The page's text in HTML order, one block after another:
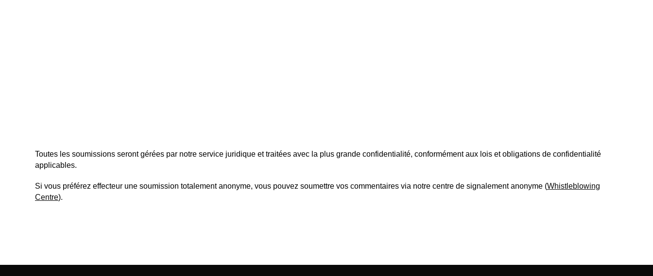
Toutes les soumissions seront gérées par notre service juridique et traitées avec la plus grande confidentialité, conformément aux lois et obligations de confidentialité
applicables.
Si vous préférez effecteur une soumission totalement anonyme, vous pouvez soumettre vos commentaires via notre centre de signalement anonyme (Whistleblowing
Centre).